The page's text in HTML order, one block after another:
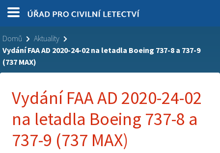
Domů
Aktuality
Vydání FAA AD 2020-24-02 na letadla Boeing 737-8 a 737-9
(737 MAX)
Vydání FAA AD 2020-24-02
na letadla Boeing 737-8 a
737-9 (737 MAX)